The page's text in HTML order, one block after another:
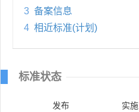
3 备案信息
4 相近标准(计划)
标准状态
发布 实施